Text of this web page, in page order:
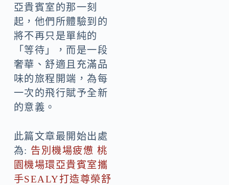
亞貴賓室的那一刻
起，他們所體驗到的
將不再只是單純的
「等待」，而是一段
奢華、舒適且充滿品
味的旅程開端，為每
一次的飛行賦予全新
的意義。
此篇文章最開始出處
為: 告別機場疲憊 桃
園機場環亞貴賓室攜
手SEALY打造尊榮舒